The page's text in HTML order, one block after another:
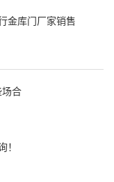
金库门厂家销售
合